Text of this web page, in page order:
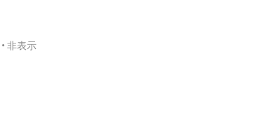
非表示